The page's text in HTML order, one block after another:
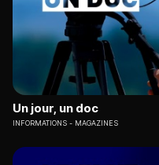
Un jour, un doc
INFORMATIONS MAGAZINES